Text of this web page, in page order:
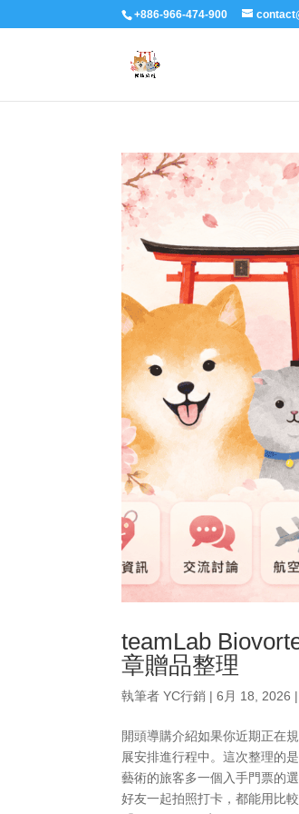
+886-966-474-900
teamLab
章贈品整理
執筆者YC行銷 |6月 18, 2026
開頭導購介紹如果你近期正在
展安排進行程中。這次整理的
藝術的旅客多一個入手門票的
好友一起拍照打卡，都能用比